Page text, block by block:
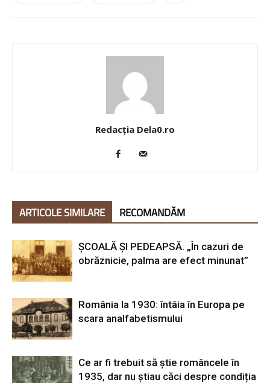
Redacția Dela0.ro
ARTICOLE SIMILARE RECOMANDĂM
ȘCOALĂ ȘI PEDEAPSĂ. „În cazuri de
obrăznicie, palma are efect minunat”
România la 1930: întâia în Europa pe
scara analfabetismului
Ce ar fi trebuit să știe româncele în
1935, dar nu știau căci despre condiția